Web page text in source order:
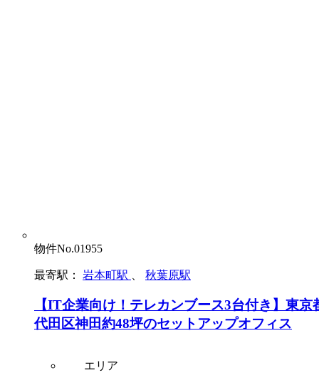
物件No.01955
最寄駅： 岩本町駅 秋葉原駅
【IT企業向け！テレカンブース3台付き】東京
代田区神田約48坪のセットアップオフィス
エリア